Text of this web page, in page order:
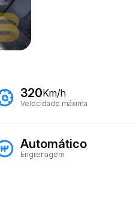
320Km/h
Velocidade máxima
Automático
Engrenagem